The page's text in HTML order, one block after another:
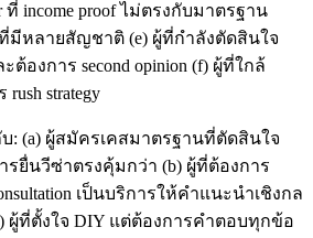
ที่ income proof ไม่ตรงกับมาตรฐาน
ที่มีหลายสัญชาติ (e) ผู้ที่กำลังตัดสินใจ
ต้องการ second opinion (f) ผู้ที่ใกล้
strategy
บ: (a) ผู้สมัครเคสมาตรฐานที่ตัดสินใจ
ยื่นวีซ่าตรงคุ้มกว่า (b) ผู้ที่ต้องการ
เป็นบริการให้คำแนะนำเชิงกล
ผู้ที่ตั้งใจ DIY แต่ต้องการคำตอบทุกข้อ